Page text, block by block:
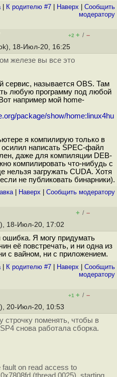
| К родителю #7 Наверх
Cообщить
модератору
+2 + / –
18-Июл-20, 16:25
железе вы все это
сервис, называется OBS. Там
любую программу под любой
например мой home-
package/show/home:linux4hu
я компилирую только в
написать SPEC-файл
даже для компиляции DEB-
компилировать что-нибудь с
нельзя загружать CUDA. Хотя
не публиковать бинарники).
| Наверх Cообщить модератору
+ / –
18-Июл-20, 17:02
Я могу придумать
её повстречать, и ни одна из
с вайном, ни с приложением.
| К родителю #7 Наверх
Cообщить
модератору
+1 + / –
20-Июл-20, 10:53
поменять, чтобы в
снова работала сборка.
on read access to
(thread 0025), starting